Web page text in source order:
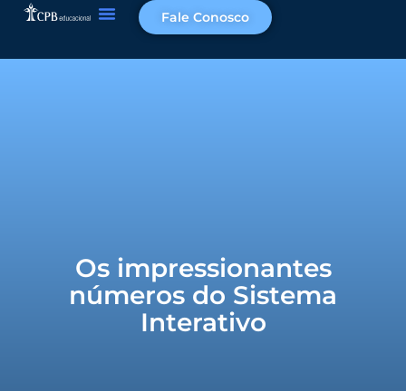
Fale Conosco
Os impressionantes
números do Sistema
Interativo